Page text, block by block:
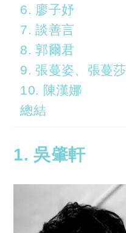
6. 廖子妤
7. 談善言
8. 郭爾君
9. 張蔓姿、張蔓莎
10. 陳漢娜
總結
1. 吳肇軒